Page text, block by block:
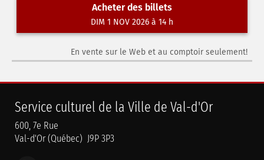
Acheter des billets
DIM 1 NOV 2026 à 14 h
En vente sur le Web et au comptoir seulement!
Service culturel de la Ville de Val-d'Or
600, 7e Rue
Val-d'Or (Québec) J9P 3P3